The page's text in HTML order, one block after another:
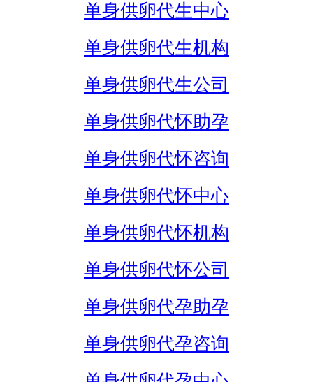
单身供卵代生中心
单身供卵代生机构
单身供卵代生公司
单身供卵代怀助孕
单身供卵代怀咨询
单身供卵代怀中心
单身供卵代怀机构
单身供卵代怀公司
单身供卵代孕助孕
单身供卵代孕咨询